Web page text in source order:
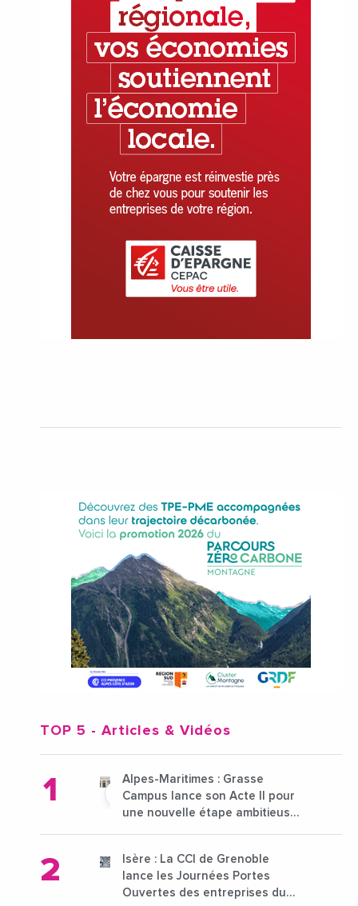
TOP 5 - Articles & Vidéos
Alpes-Maritimes : Grasse
Campus lance son Acte II pour
une nouvelle étape ambitieuse
Isère : La CCI de Grenoble
lance les Journées Portes
Ouvertes des entreprises du